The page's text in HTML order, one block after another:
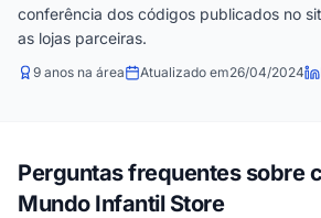
conferência dos códigos publicados no
as lojas parceiras.
9 anos na área Atualizado em26/04/2024
Perguntas frequentes sobre
Mundo Infantil Store